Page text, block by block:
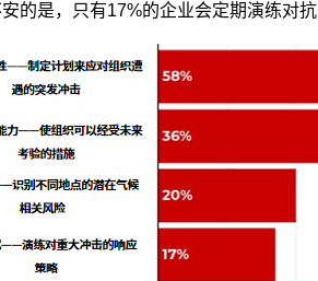
的是，只有17%的企业会定期演练对